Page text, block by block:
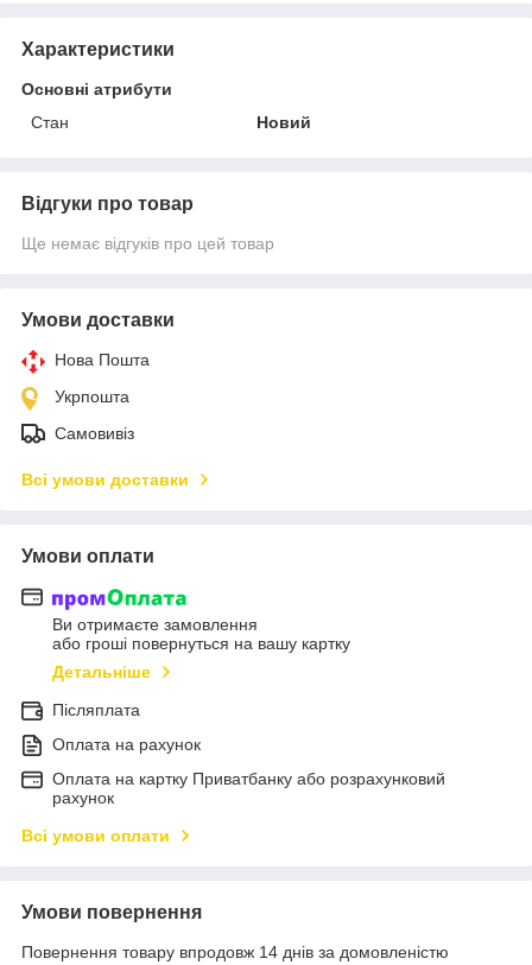
Характеристики
Основні атрибути
Стан
Новий
Відгуки про товар
Ще немає відгуків про цей товар
Умови доставки
Нова Пошта
Укрпошта
Самовивіз
Всі умови доставки
Умови оплати
Ви отримаєте замовлення
або гроші повернуться на вашу картку
Детальніше
Післяплата
Оплата на рахунок
Оплата на картку Приватбанку або розрахунковий
рахунок
Всі умови оплати
Умови повернення
Повернення товару впродовж 14 днів за домовленістю